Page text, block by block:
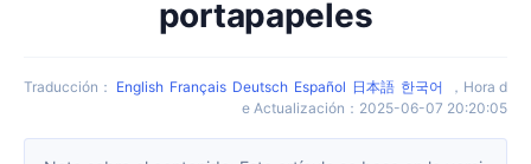
portapapeles
Traducción ： English Français Deutsch Español 日本語 한국어 ， Hora d
e Actualización ： 2025-06-07 20:20:05